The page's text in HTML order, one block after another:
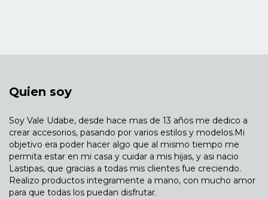
Quien soy
Soy Vale Udabe, desde hace mas de 13 años me dedico a
crear accesorios, pasando por varios estilos y modelos.Mi
objetivo era poder hacer algo que al mismo tiempo me
permita estar en mi casa y cuidar a mis hijas, y asi nacio
Lastipas, que gracias a todas mis clientes fue creciendo.
Realizo productos integramente a mano, con mucho amor
para que todas los puedan disfrutar.